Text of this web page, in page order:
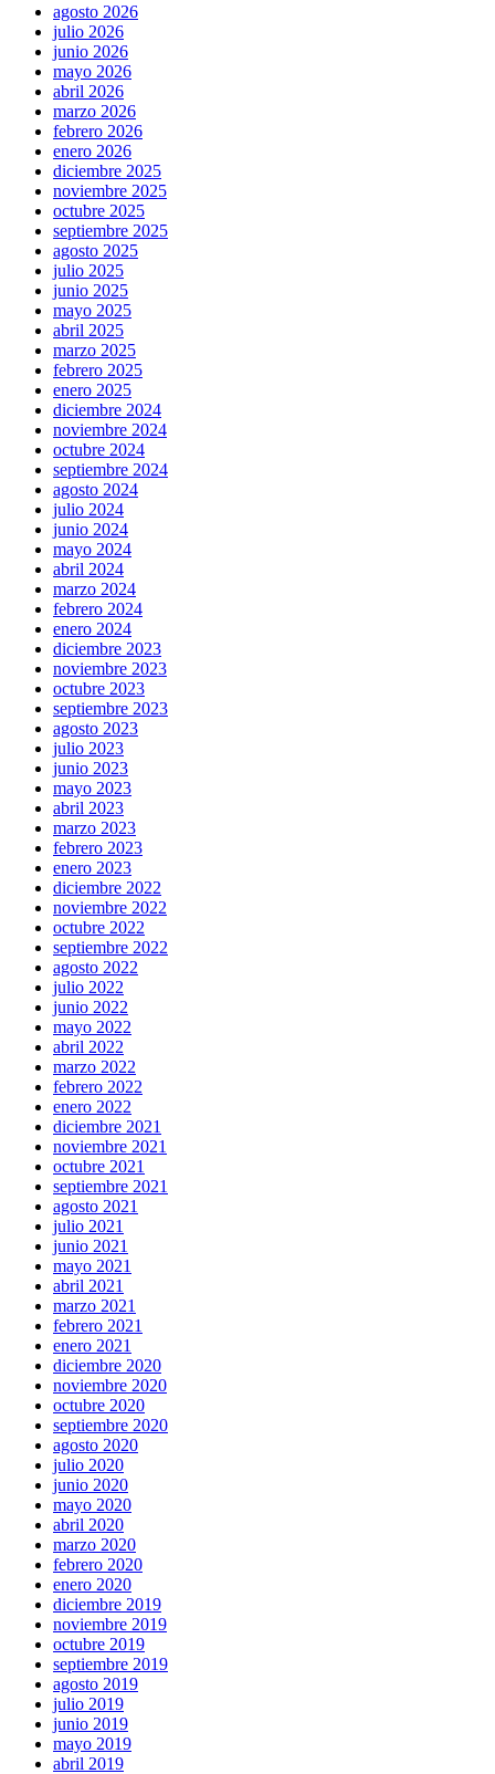
agosto 2026
julio 2026
junio 2026
mayo 2026
abril 2026
marzo 2026
febrero 2026
enero 2026
diciembre 2025
noviembre 2025
octubre 2025
septiembre 2025
agosto 2025
julio 2025
junio 2025
mayo 2025
abril 2025
marzo 2025
febrero 2025
enero 2025
diciembre 2024
noviembre 2024
octubre 2024
septiembre 2024
agosto 2024
julio 2024
junio 2024
mayo 2024
abril 2024
marzo 2024
febrero 2024
enero 2024
diciembre 2023
noviembre 2023
octubre 2023
septiembre 2023
agosto 2023
julio 2023
junio 2023
mayo 2023
abril 2023
marzo 2023
febrero 2023
enero 2023
diciembre 2022
noviembre 2022
octubre 2022
septiembre 2022
agosto 2022
julio 2022
junio 2022
mayo 2022
abril 2022
marzo 2022
febrero 2022
enero 2022
diciembre 2021
noviembre 2021
octubre 2021
septiembre 2021
agosto 2021
julio 2021
junio 2021
mayo 2021
abril 2021
marzo 2021
febrero 2021
enero 2021
diciembre 2020
noviembre 2020
octubre 2020
septiembre 2020
agosto 2020
julio 2020
junio 2020
mayo 2020
abril 2020
marzo 2020
febrero 2020
enero 2020
diciembre 2019
noviembre 2019
octubre 2019
septiembre 2019
agosto 2019
julio 2019
junio 2019
mayo 2019
abril 2019